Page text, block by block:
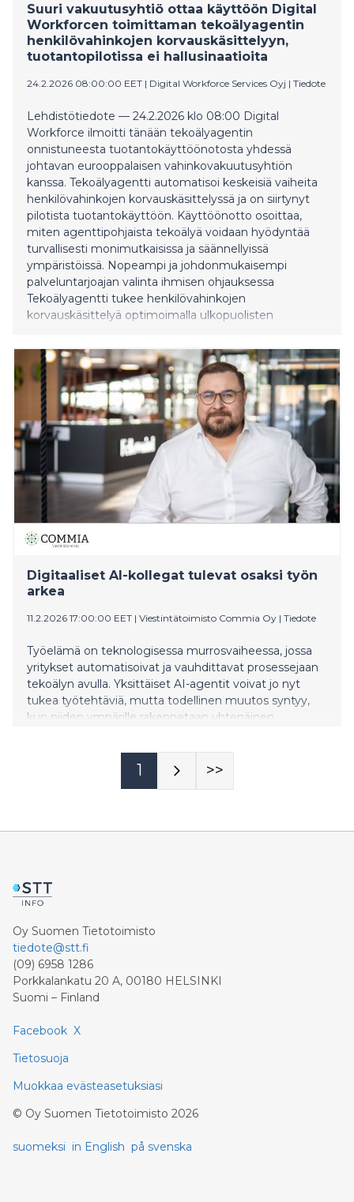
Suuri vakuutusyhtiö ottaa käyttöön Digital
Workforcen toimittaman tekoälyagentin
henkilövahinkojen korvauskäsittelyyn,
tuotantopilotissa ei hallusinaatioita
24.2.2026 08:00:00 EET | Digital Workforce Services Oyj | Tiedote
Lehdistötiedote — 24.2.2026 klo 08:00 Digital
Workforce ilmoitti tänään tekoälyagentin
onnistuneesta tuotantokäyttöönotosta yhdessä
johtavan eurooppalaisen vahinkovakuutusyhtiön
kanssa. Tekoälyagentti automatisoi keskeisiä vaiheita
henkilövahinkojen korvauskäsittelyssä ja on siirtynyt
pilotista tuotantokäyttöön. Käyttöönotto osoittaa,
miten agenttipohjaista tekoälyä voidaan hyödyntää
turvallisesti monimutkaisissa ja säännellyissä
ympäristöissä. Nopeampi ja johdonmukaisempi
palveluntarjoajan valinta ihmisen ohjauksessa
Tekoälyagentti tukee henkilövahinkojen
korvauskäsittelyä optimoimalla ulkopuolisten
hoitovaihtoehtoihin huomioiden kustannukset, laadun
ja asiakaskokemuksen: Hoitopolun optimointi: Arvioi
palveluntarjoajia kustannusten, sijainnin, kiireellisyyden
ja asiakastyytyväisyyden perusteella Läpinäkyvät
suositukset: Suosittelee palveluntarjoajat
järjestyksessä selkein perusteluin Ihminen tekee
päätökset: Korvauskäsittelijät tekevät lo
Digitaaliset AI-kollegat tulevat osaksi työn
arkea
11.2.2026 17:00:00 EET | Viestintätoimisto Commia Oy | Tiedote
Työelämä on teknologisessa murrosvaiheessa, jossa
yritykset automatisoivat ja vauhdittavat prosessejaan
tekoälyn avulla. Yksittäiset AI-agentit voivat jo nyt
tukea työtehtäviä, mutta todellinen muutos syntyy,
kun niiden ympärille rakennetaan yhtenäinen
toimii menestyksellä it- palveluyhtiö Fellowmind.
1 >>
Oy Suomen Tietotoimisto
tiedote@stt.fi
(09) 6958 1286
Porkkalankatu 20 A, 00180 HELSINKI
Suomi – Finland
Facebook X
Tietosuoja
Muokkaa evästeasetuksiasi
© Oy Suomen Tietotoimisto 2026
suomeksi in English på svenska